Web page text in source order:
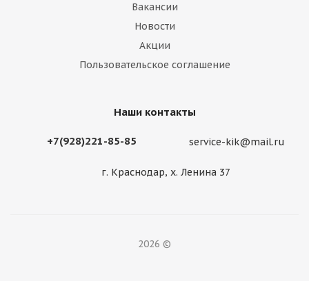
Вакансии
Новости
Акции
Пользовательское соглашение
Наши контакты
+7(928)221-85-85 service-kik@mail.ru
г. Краснодар, х. Ленина 37
2026 ©